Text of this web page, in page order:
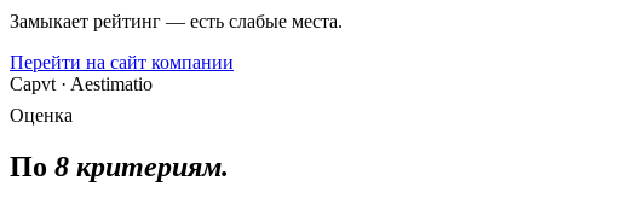
Замыкает рейтинг — есть слабые места.
Перейти на сайт компании
Capvt · Aestimatio
Оценка
По 8 критериям.